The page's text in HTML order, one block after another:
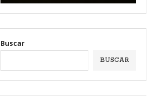
Buscar
BUSCAR